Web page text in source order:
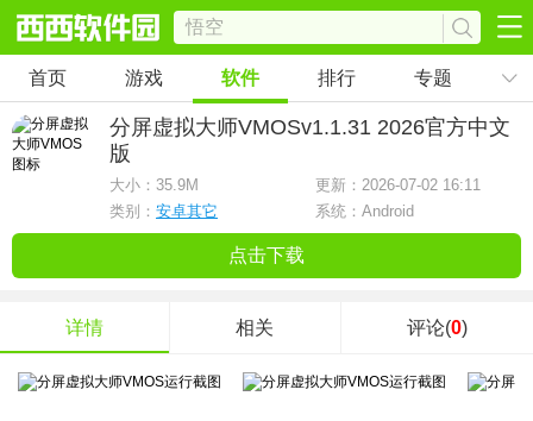
首页 游戏 软件 排行 专题
分屏虚拟大师VMOSv1.1.31 2026官方中文
版
大小： 35.9M
更新：2026-07-02 16:11
类别： 安卓其它 系统：Android
点击下载
详情 相关 评论(0)